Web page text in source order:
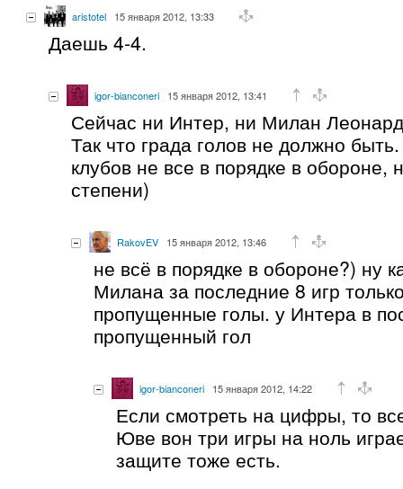
aristotel 15 января 2012, 13:33
Даешь 4-4.
igor-bianconeri 15 января 2012, 13:41
Сейчас ни Интер, ни Милан
Так что града голов не должно
клубов не все в порядке в обороне,
степени)
RakovEV 15 января 2012, 13:46
не всё в порядке в обороне?) ну
Милана за последние 8 игр
пропущенные голы. у Интера в
пропущенный гол
igor-bianconeri 15 января 2012, 14:22
Если смотреть на цифры, то
Юве вон три игры на ноль
защите тоже есть.